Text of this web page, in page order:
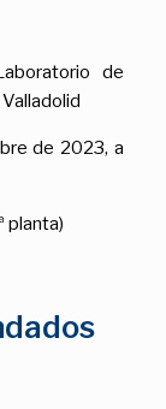
de
de 2023, a
planta)